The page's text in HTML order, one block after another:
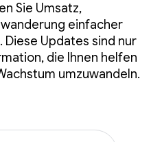
Sie Umsatz,
einfacher
Updates sind nur
die Ihnen helfen
umzuwandeln.